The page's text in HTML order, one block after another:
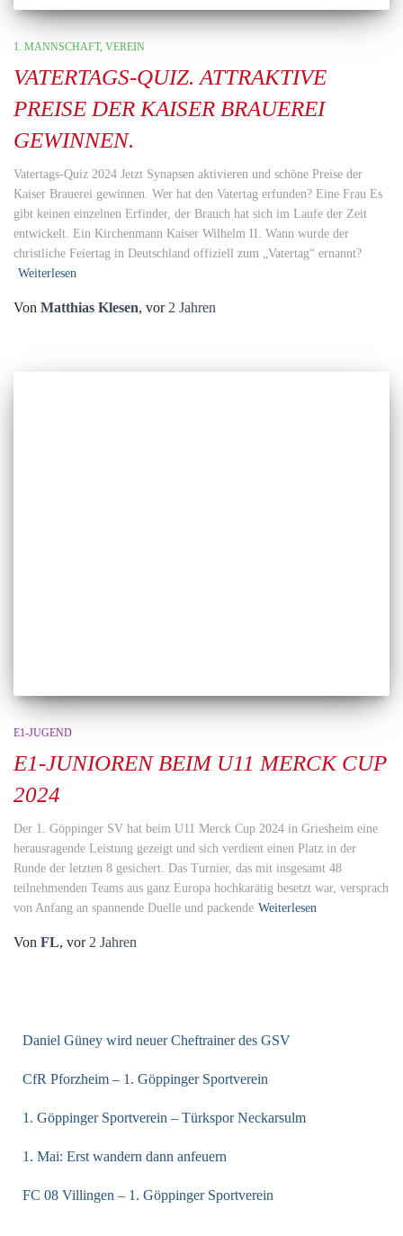
1. MANNSCHAFT VEREIN
VATERTAGS-QUIZ. ATTRAKTIVE
PREISE DER KAISER BRAUEREI
GEWINNEN.
Vatertags-Quiz 2024 Jetzt Synapsen aktivieren und schöne Preise der
Kaiser Brauerei gewinnen. Wer hat den Vatertag erfunden? Eine Frau Es
gibt keinen einzelnen Erfinder, der Brauch hat sich im Laufe der Zeit
entwickelt. Ein Kirchenmann Kaiser Wilhelm II. Wann wurde der
christliche Feiertag in Deutschland offiziell zum „Vatertag“ ernannt?
Weiterlesen
Von Matthias Klesen, vor 2 Jahren
E1-JUGEND
E1-JUNIOREN BEIM U11 MERCK CUP
2024
Der 1. Göppinger SV hat beim U11 Merck Cup 2024 in Griesheim eine
herausragende Leistung gezeigt und sich verdient einen Platz in der
Runde der letzten 8 gesichert. Das Turnier, das mit insgesamt 48
teilnehmenden Teams aus ganz Europa hochkarätig besetzt war, versprach
von Anfang an spannende Duelle und packende Weiterlesen
Von FL, vor 2 Jahren
Daniel Güney wird neuer Cheftrainer des GSV
CfR Pforzheim – 1. Göppinger Sportverein
1. Göppinger Sportverein – Türkspor Neckarsulm
1. Mai: Erst wandern dann anfeuern
FC 08 Villingen – 1. Göppinger Sportverein